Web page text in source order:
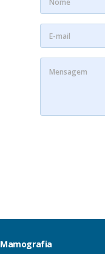
Mamografia